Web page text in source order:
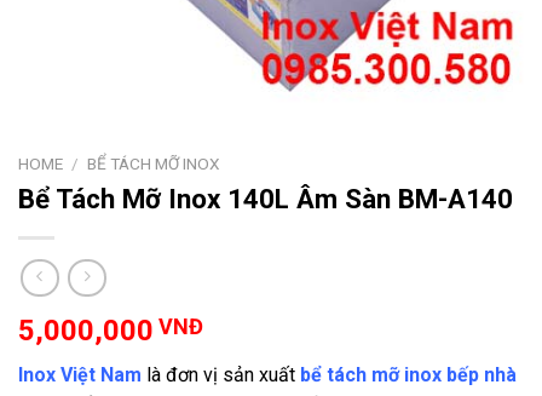
HOME / BỂ TÁCH MỠ INOX
Bể Tách Mỡ Inox 140L Âm Sàn BM-A140
5,000,000 VNĐ
Inox Việt Nam là đơn vị sản xuất bể tách mỡ inox bếp nhà